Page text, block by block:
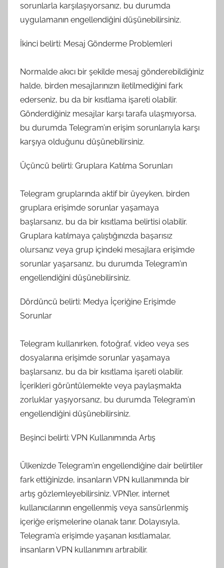
sorunlarla karşılaşıyorsanız, bu durumda
uygulamanın engellendiğini düşünebilirsiniz.
İkinci belirti: Mesaj Gönderme Problemleri
Normalde akıcı bir şekilde mesaj gönderebildiğiniz
halde, birden mesajlarınızın iletilmediğini fark
ederseniz, bu da bir kısıtlama işareti olabilir.
Gönderdiğiniz mesajlar karşı tarafa ulaşmıyorsa,
bu durumda Telegram’ın erişim sorunlarıyla karşı
karşıya olduğunu düşünebilirsiniz.
Üçüncü belirti: Gruplara Katılma Sorunları
Telegram gruplarında aktif bir üyeyken, birden
gruplara erişimde sorunlar yaşamaya
başlarsanız, bu da bir kısıtlama belirtisi olabilir.
Gruplara katılmaya çalıştığınızda başarısız
olursanız veya grup içindeki mesajlara erişimde
sorunlar yaşarsanız, bu durumda Telegram’ın
engellendiğini düşünebilirsiniz.
Dördüncü belirti: Medya İçeriğine Erişimde
Sorunlar
Telegram kullanırken, fotoğraf, video veya ses
dosyalarına erişimde sorunlar yaşamaya
başlarsanız, bu da bir kısıtlama işareti olabilir.
İçerikleri görüntülemekte veya paylaşmakta
zorluklar yaşıyorsanız, bu durumda Telegram’ın
engellendiğini düşünebilirsiniz.
Beşinci belirti: VPN Kullanımında Artış
Ülkenizde Telegram’ın engellendiğine dair belirtiler
fark ettiğinizde, insanların VPN kullanımında bir
artış gözlemleyebilirsiniz. VPN’ler, internet
kullanıcılarının engellenmiş veya sansürlenmiş
içeriğe erişmelerine olanak tanır. Dolayısıyla,
Telegram’a erişimde yaşanan kısıtlamalar,
insanların VPN kullanımını artırabilir.